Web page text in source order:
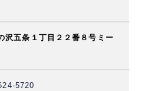
沢五条１丁目２２番８号ミー
5720